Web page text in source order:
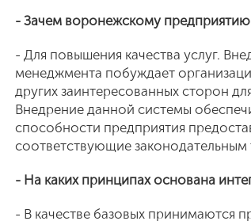
- Зачем воронежскому
- Для повышения качества услуг.
менеджмента побуждает
других заинтересованных сторон
Внедрение данной системы
способности предприятия
соответствующие законодательным
- На каких принципах основана
- В качестве базовых принимаются